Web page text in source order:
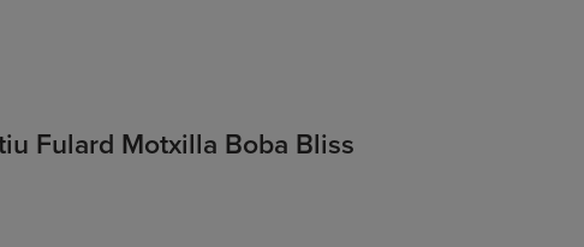
Fulard Motxilla Boba Bliss